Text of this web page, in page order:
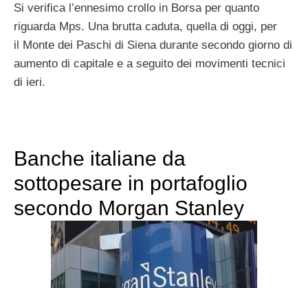
Si verifica l’ennesimo crollo in Borsa per quanto
riguarda Mps. Una brutta caduta, quella di oggi, per
il Monte dei Paschi di Siena durante secondo giorno di
aumento di capitale e a seguito dei movimenti tecnici
di ieri.
Banche italiane da
sottopesare in portafoglio
secondo Morgan Stanley